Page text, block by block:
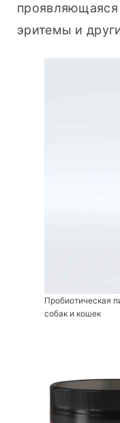
эритемы и
Пробиотическая
собак и кошек